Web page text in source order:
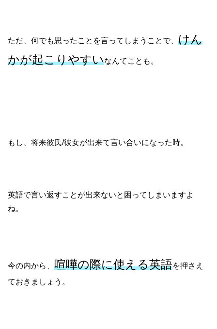
ただ、何でも思ったことを言ってしまうことで、けん
かが起こりやすいなんてことも。
もし、将来彼氏/彼女が出来て言い合いになった時。
英語で言い返すことが出来ないと困ってしまいますよ
ね。
今の内から、喧嘩の際に使える英語を押さえ
ておきましょう。